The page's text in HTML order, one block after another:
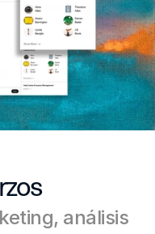
análisis